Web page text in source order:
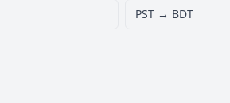
PST → BDT